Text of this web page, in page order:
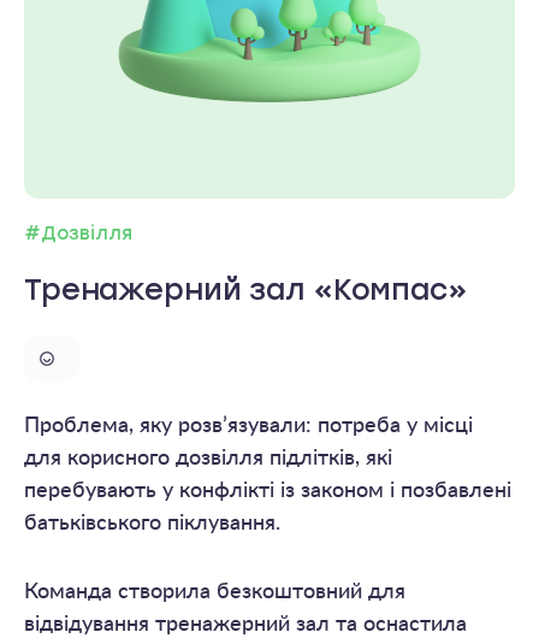
#Дозвілля
Тренажерний зал «Компас»
Проблема, яку розв’язували: потреба у місці
для корисного дозвілля підлітків, які
перебувають у конфлікті із законом і позбавлені
батьківського піклування.
Команда створила безкоштовний для
відвідування тренажерний зал та оснастила